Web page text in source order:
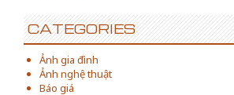
CATEGORIES
Ảnh gia đình
Ảnh nghệ thuật
Báo giá